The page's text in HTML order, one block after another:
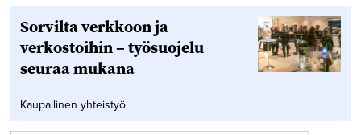
Sorvilta verkkoon ja
verkostoihin – työsuojelu
seuraa mukana
Kaupallinen yhteistyö